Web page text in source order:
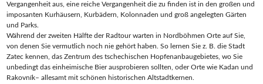
Vergangenheit aus, eine reiche Vergangenheit die zu finden ist in den großen und
imposanten Kurhäusern, Kurbädern, Kolonnaden und groß angelegten Gärten
und Parks.
Während der zweiten Hälfte der Radtour warten in Nordböhmen Orte auf Sie,
von denen Sie vermutlich noch nie gehört haben. So lernen Sie z. B. die Stadt
Zatec kennen, das Zentrum des tschechischen Hopfenanbaugebietes, wo Sie
unbedingt das einheimische Bier ausprobieren sollten, oder Orte wie Kadan und
Rakovník– allesamt mit schönen historischen Altstadtkernen.